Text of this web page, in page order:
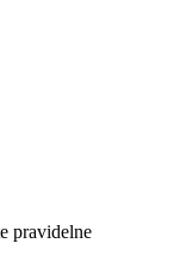
pravidelne